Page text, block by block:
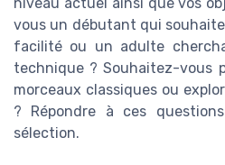
vous un débutant qui
facilité ou un adulte
technique ? Souhaitez-vous
morceaux classiques ou
? Répondre à ces
sélection.